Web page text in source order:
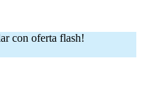
con oferta flash!